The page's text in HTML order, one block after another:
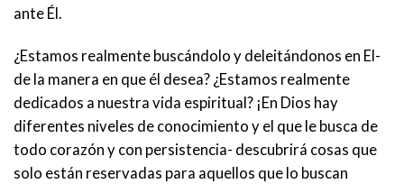
ante Él.
¿Estamos realmente buscándolo y deleitándonos en El-
de la manera en que él desea? ¿Estamos realmente
dedicados a nuestra vida espiritual? ¡En Dios hay
diferentes niveles de conocimiento y el que le busca de
todo corazón y con persistencia- descubrirá cosas que
solo están reservadas para aquellos que lo buscan